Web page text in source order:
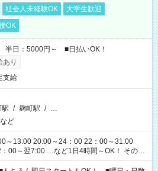
社会人未経験OK
大学生歓迎
OK
半日：5000円～ ■日払いOK！
あり
支給
駅 / 麹町駅 / …
ど
～13:00 20:00～24：00 22：00～31:00
～翌7:00 …など1日4時間～OK！ その他
！ お気軽にご相談ください！